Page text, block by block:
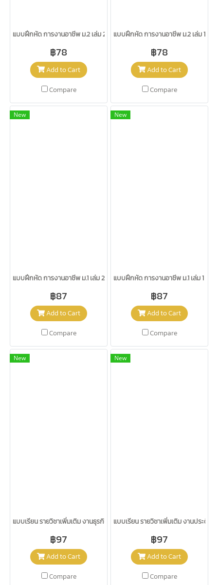
แบบฝึกหัด การงานอาชีพ ม.2 เล่ม 2 /วพ.
฿78
Add to Cart
Compare
แบบฝึกหัด การงานอาชีพ ม.2 เล่ม 1 /ว
฿78
Add to Cart
Compare
New
แบบฝึกหัด การงานอาชีพ ม.1 เล่ม 2 /วพ.
฿87
Add to Cart
Compare
New
แบบฝึกหัด การงานอาชีพ ม.1 เล่ม 1 /วพ.
฿87
Add to Cart
Compare
New
แบบเรียน รายวิชาเพิ่มเติม งานธุรกิจเพื่ออาชีพ ม.1-3 /วพ.
฿97
Add to Cart
Compare
New
แบบเรียน รายวิชาเพิ่มเติม งานประดิษ
฿97
Add to Cart
Compare